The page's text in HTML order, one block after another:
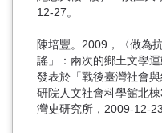
12-27。
陳培豐。2009，〈做為
謠」：兩次的鄉土文學
發表於「戰後臺灣社會
研院人文社會科學館北
灣史研究所，2009-12-